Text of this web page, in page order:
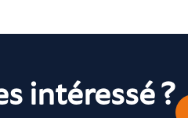
intéressé ?